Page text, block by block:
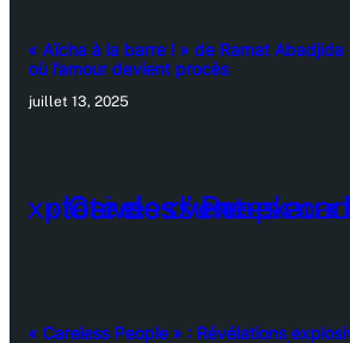
« Aïcha à la barre ! » de Ramat
où l’amour devient procès
juillet 13, 2025
« Careless People » : Révélations